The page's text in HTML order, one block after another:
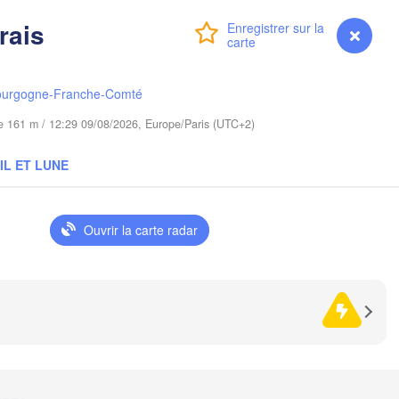
Connexion Premium myVentusky Prévisions
Franche-Comté
161 m / 12:29 09/08/2026, Europe/Paris (UTC+2)
ET LUNE
Ouvrir la carte radar
Wrocław
Rzeszów
Gdańsk